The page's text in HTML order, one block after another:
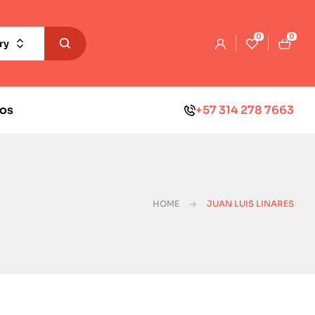
0 0
+57 314 278 7663
HOME JUAN LUIS LINARES